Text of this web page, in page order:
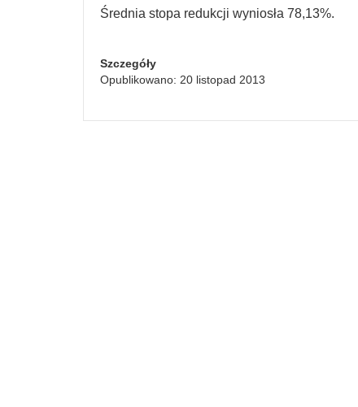
Średnia stopa redukcji wyniosła 78,13%.
Szczegóły
Opublikowano: 20 listopad 2013